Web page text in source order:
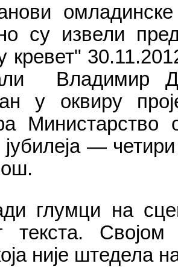
омладинске
су извели
кревет"
Владимир
у оквиру
Министарство
—
на
текста.
није штедела